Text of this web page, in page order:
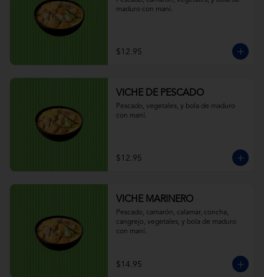
maduro con maní.
$12.95
VICHE DE PESCADO
Pescado, vegetales, y bola de maduro
con maní.
$12.95
VICHE MARINERO
Pescado, camarón, calamar, concha,
cangrejo, vegetales, y bola de maduro
con maní.
$14.95